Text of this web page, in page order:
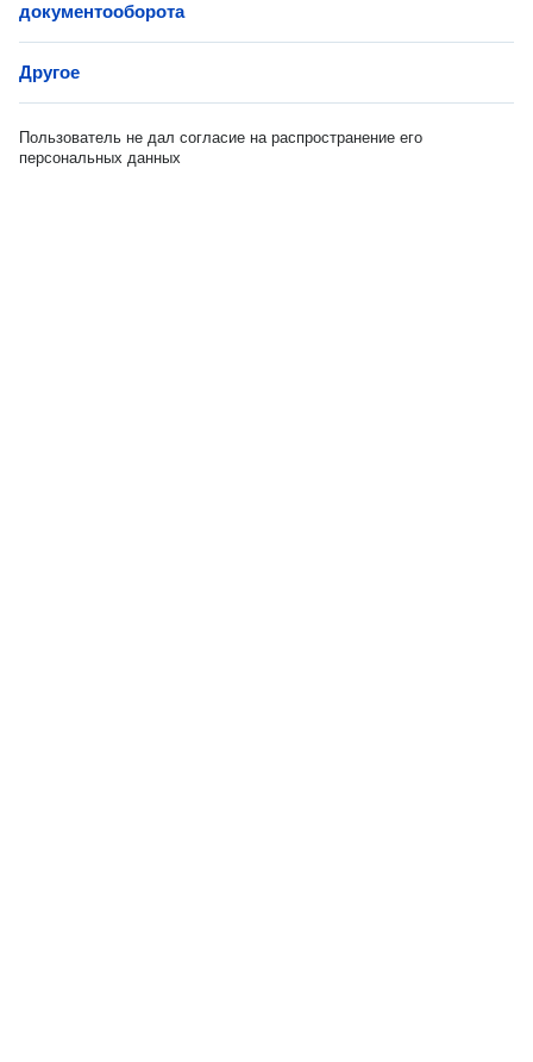
документооборота
Другое
Пользователь не дал согласие на распространение его
персональных данных